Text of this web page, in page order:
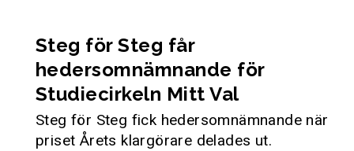
Steg för Steg får
hedersomnämnande för
Studiecirkeln Mitt Val
Steg för Steg fick hedersomnämnande när
priset Årets klargörare delades ut.